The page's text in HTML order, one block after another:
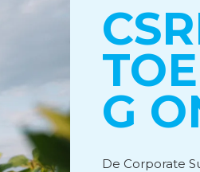
Hoe zijn wij georganiseerd?
Feiten en cijfers G
De Corporate